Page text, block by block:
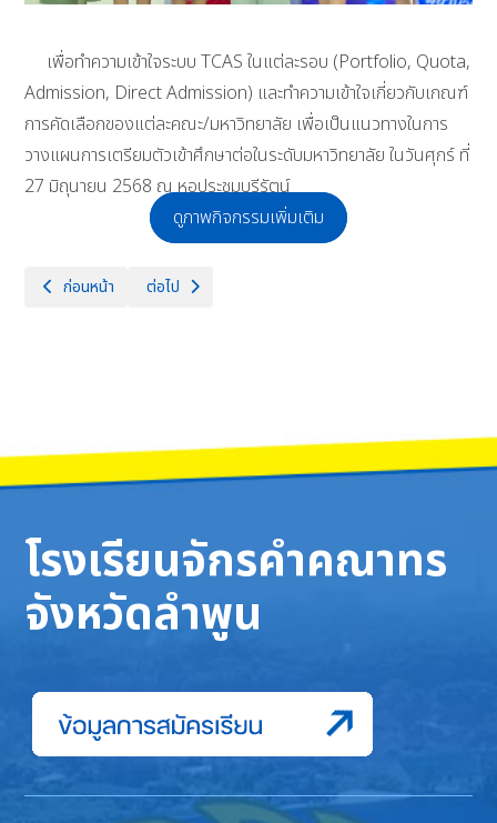
เพื่อทำความเข้าใจระบบ TCAS ในแต่ละรอบ (Portfolio, Quota,
Admission, Direct Admission) และทำความเข้าใจเกี่ยวกับเกณฑ์
การคัดเลือกของแต่ละคณะ/มหาวิทยาลัย เพื่อเป็นแนวทางในการ
วางแผนการเตรียมตัวเข้าศึกษาต่อในระดับมหาวิทยาลัย ในวันศุกร์ ที่
27 มิถุนายน 2568 ณ หอประชุมบุรีรัตน์
ดูภาพกิจกรรมเพิ่มเติม
เนื้อหาก่อนหน้า: โรงเรียนจักรคำคณาทร จังหวัดลำพูน ขอแสดงความยินดี
ก่อนหน้า เนื้อหาถัดไป: โครงการเพื่อป้องกันและแก้ไขปัญหายาเส
ต่อไป
โรงเรียนจักรคำคณาทร
จังหวัดลำพูน